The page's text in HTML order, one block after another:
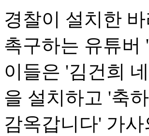
경찰이 설치한
촉구하는 유튜버
이들은 '김건희
을 설치하고 '축
감옥갑니다' 가